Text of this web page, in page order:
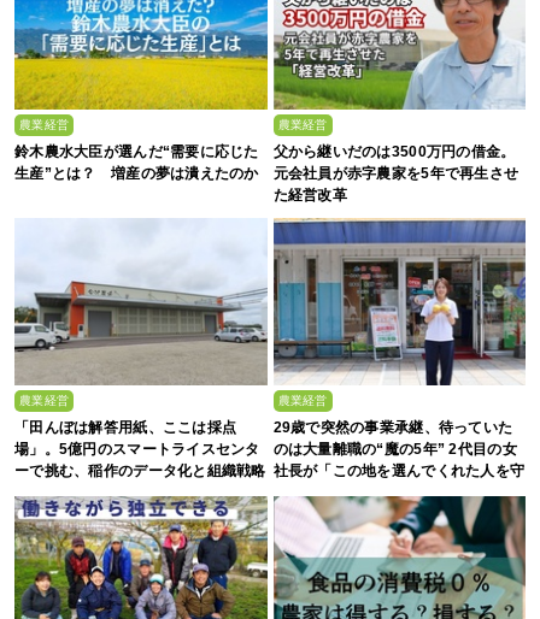
農業経営
鈴木農水大臣が選んだ“需要に応じた
生産”とは？ 増産の夢は潰えたのか
農業経営
父から継いだのは3500万円の借金。
元会社員が赤字農家を5年で再生させ
た経営改革
農業経営
「田んぼは解答用紙、ここは採点
場」。5億円のスマートライスセンタ
ーで挑む、稲作のデータ化と組織戦略
農業経営
29歳で突然の事業承継、待っていた
のは大量離職の“魔の5年” 2代目の女
社長が「この地を選んでくれた人を守
る」と誓った日